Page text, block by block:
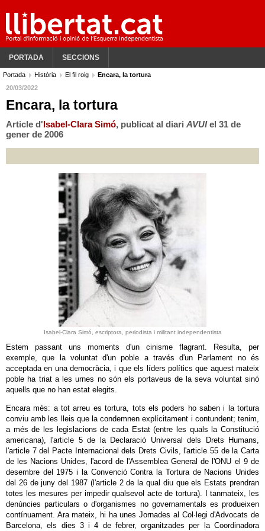
PORTADA SECCIONS
Portada Història El fil roig
Encara, la tortura
20/03/2022
Encara, la tortura
Article d'Isabel-Clara Simó, publicat al diari AVUIel 31 de
gener de 2006
Isabel-Clara Simó, escriptora, periodista i militant independentista
Estem passant uns moments d'un cinisme flagrant. Resulta, per
exemple, que la voluntat d'un poble a través d'un Parlament no és
acceptada en una democràcia, i que els líders polítics que aquest mateix
poble ha triat a les urnes no són els portaveus de la seva voluntat sinó
aquells que no han estat elegits.
Encara més: a tot arreu es tortura, tots els poders ho saben i la tortura
conviu amb les lleis que la condemnen explícitament i contundent; tenim,
a més de les legislacions de cada Estat (entre les quals la Constitució
americana), l'article 5 de la Declaració Universal dels Drets Humans,
l'article 7 del Pacte Internacional dels Drets Civils, l'article 55 de la Carta
de les Nacions Unides, l'acord de l'Assemblea General de l'ONU el 9 de
desembre del 1975 i la Convenció Contra la Tortura de Nacions Unides
del 26 de juny del 1987 (l'article 2 de la qual diu que els Estats prendran
totes les mesures per impedir qualsevol acte de tortura). I tanmateix, les
denúncies particulars o d'organismes no governamentals es produeixen
contínuament. Ara mateix, hi ha unes Jornades al Col·legi d'Advocats de
Barcelona, els dies 3 i 4 de febrer, organitzades per la Coordinadora